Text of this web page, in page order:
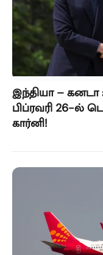
இந்தியா – கனடா
பிப்ரவரி 26-ல்
கார்னி!